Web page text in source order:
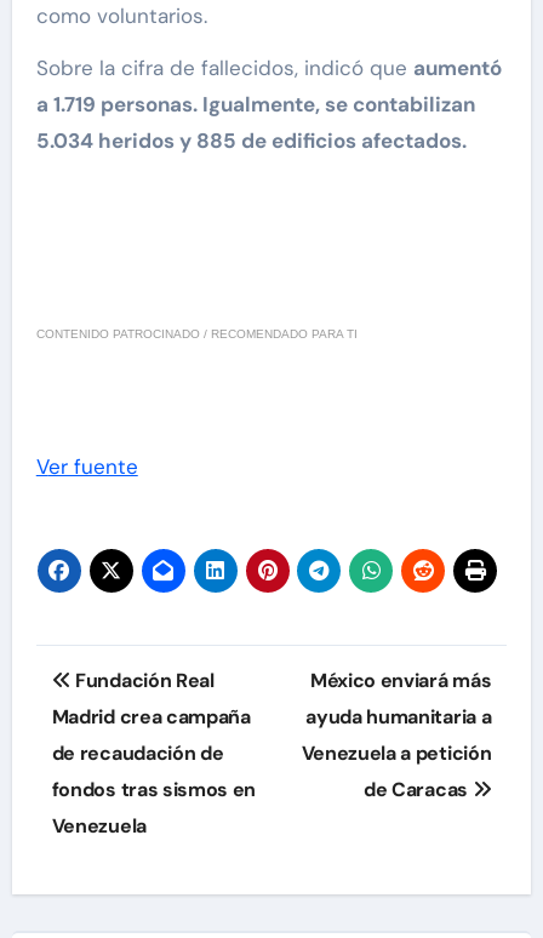
como voluntarios.
Sobre la cifra de fallecidos, indicó que aumentó
a 1.719 personas. Igualmente, se contabilizan
5.034 heridos y 885 de edificios afectados.
CONTENIDO PATROCINADO / RECOMENDADO PARA TI
Ver fuente
Navegación
de
entradas
Fundación Real
Madrid crea campaña
de recaudación de
fondos tras sismos en
Venezuela
México enviará más
ayuda humanitaria a
Venezuela a petición
de Caracas